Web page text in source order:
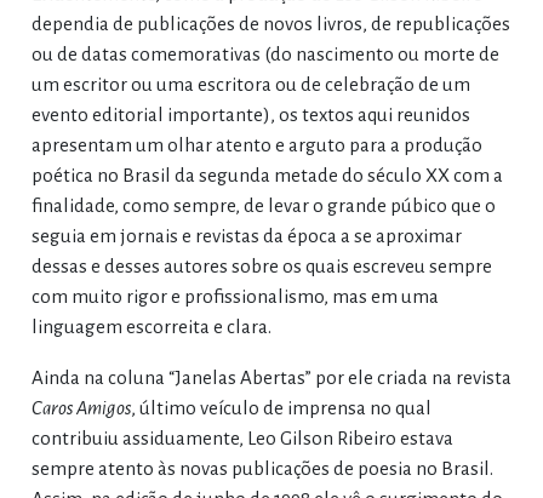
dependia de publicações de novos livros, de republicações
ou de datas comemorativas (do nascimento ou morte de
um escritor ou uma escritora ou de celebração de um
evento editorial importante), os textos aqui reunidos
apresentam um olhar atento e arguto para a produção
poética no Brasil da segunda metade do século XX com a
finalidade, como sempre, de levar o grande púbico que o
seguia em jornais e revistas da época a se aproximar
dessas e desses autores sobre os quais escreveu sempre
com muito rigor e profissionalismo, mas em uma
linguagem escorreita e clara.
Ainda na coluna “Janelas Abertas” por ele criada na revista
Caros Amigos, último veículo de imprensa no qual
contribuiu assiduamente, Leo Gilson Ribeiro estava
sempre atento às novas publicações de poesia no Brasil.